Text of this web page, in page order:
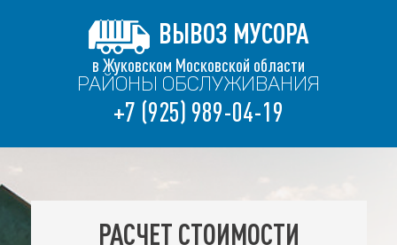
ВЫВОЗ МУСОРА
в Жуковском Московской области
РАЙОНЫ ОБСЛУЖИВАНИЯ
+7 (925) 989-04-19
РАСЧЕТ СТОИМОСТИ